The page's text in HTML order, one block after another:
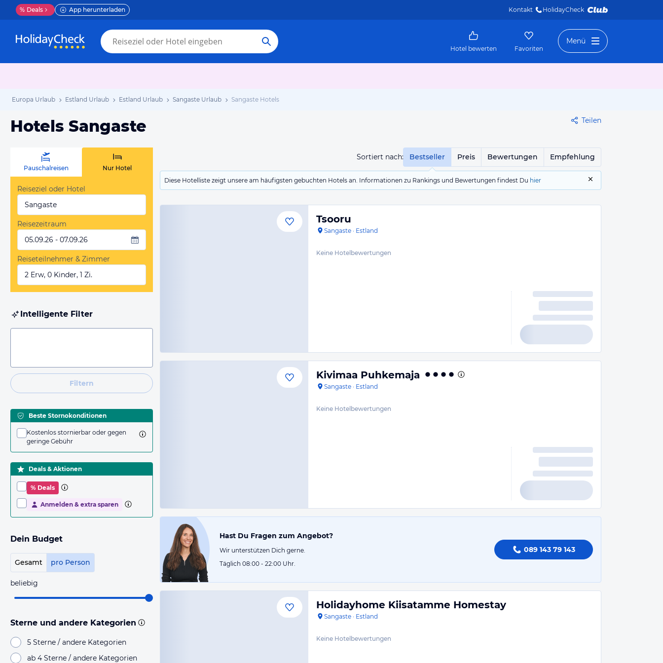
% Deals App herunterladen Kontakt HolidayCheck
Hotel bewerten Favoriten
Menü
Europa Urlaub Estland Urlaub Estland Urlaub Sangaste Urlaub Sangaste Hotels
Hotels Sangaste Teilen
Sortiert nach: Bestseller Preis Bewertungen Empfehlung
Diese Hotelliste zeigt unsere am häufigsten gebuchten Hotels an. Informationen zu Rankings und Bewertungen findest Du hier
Pauschalreisen Nur Hotel
Reiseziel oder Hotel
Sangaste
Reisezeitraum
05.09.26 - 07.09.26
Reiseteilnehmer & Zimmer
2 Erw, 0 Kinder, 1 Zi.
Intelligente Filter
Filtern
Beste Stornokonditionen
Kostenlos stornierbar oder gegen
geringe Gebühr
Deals & Aktionen
% Deals
Anmelden & extra sparen
Dein Budget
Gesamt pro Person
beliebig
Sterne und andere Kategorien
5 Sterne / andere Kategorien
ab 4 Sterne / andere Kategorien
Tsooru
Sangaste · Estland
Keine Hotelbewertungen
Kivimaa Puhkemaja
Sangaste · Estland
Keine Hotelbewertungen
Hast Du Fragen zum Angebot?
Wir unterstützen Dich gerne.
Täglich 08:00 - 22:00 Uhr.
089 143 79 143
Holidayhome Kiisatamme Homestay
Sangaste · Estland
Keine Hotelbewertungen